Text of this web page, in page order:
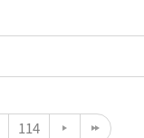
114